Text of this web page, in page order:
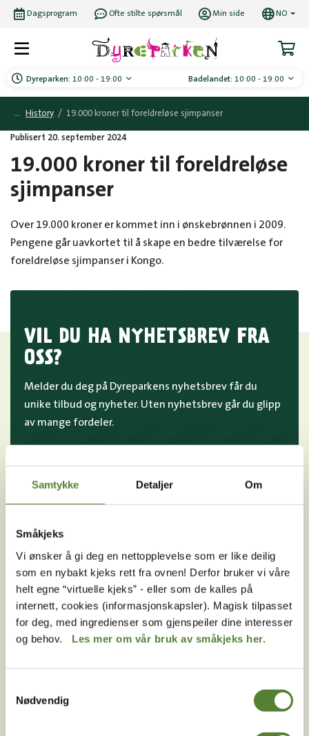
Samtykke Detaljer Om
Småkjeks
Vi ønsker å gi deg en nettopplevelse som er like deilig
som en nybakt kjeks rett fra ovnen! Derfor bruker vi våre
helt egne “virtuelle kjeks” - eller som de kalles på
internett, cookies (informasjonskapsler). Magisk tilpasset
for deg, med ingredienser som gjenspeiler dine interesser
og behov. Les mer om vår bruk av småkjeks her.
Nødvendig
Dyreparken: 10:00 - 19:00 Badelandet: 10:00 - 19:00
Dagsprogram Ofte stilte spørsmål Min side NO
History / 19.000 kroner til foreldreløse sjimpanser
Publisert 20. september 2024
19.000 kroner til foreldreløse
sjimpanser
Over 19.000 kroner er kommet inn i ønskebrønnen i 2009.
Pengene går uavkortet til å skape en bedre tilværelse for
foreldreløse sjimpanser i Kongo.
VIL DU HA NYHETSBREV FRA
OSS?
Melder du deg på Dyreparkens nyhetsbrev får du
unike tilbud og nyheter. Uten nyhetsbrev går du glipp
av mange fordeler.
MELD MEG PÅ
betingelser
Følg oss på
sosiale medier!